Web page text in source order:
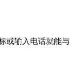
或输入电话就能与